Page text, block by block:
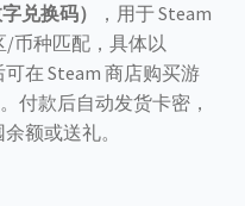
兑换码）
，用于 Steam
币种匹配，具体以
在 Steam 商店购买游
付款后自动发货卡密，
额或送礼。